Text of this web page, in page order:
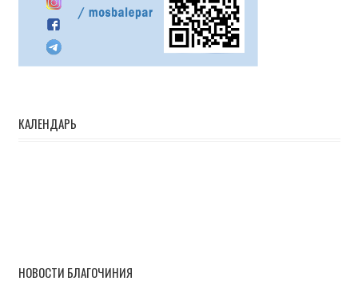
КАЛЕНДАРЬ
НОВОСТИ БЛАГОЧИНИЯ